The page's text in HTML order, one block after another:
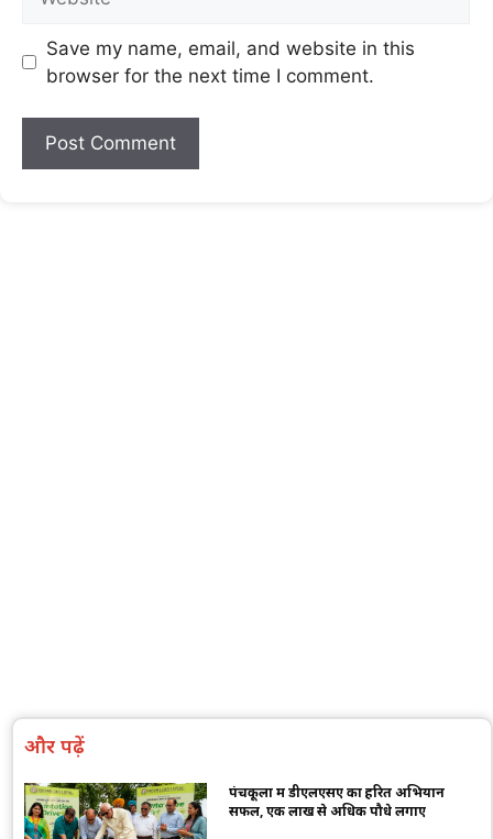
Save my name, email, and website in this
browser for the next time I comment.
और पढ़ें
पंचकूला में डीएलएसए का हरित अभियान
सफल, एक लाख से अधिक पौधे लगाए